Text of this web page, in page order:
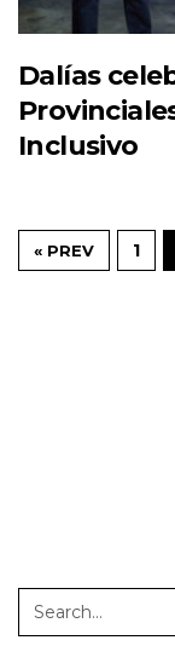
Dalías
Inclusivo
« PREV 1